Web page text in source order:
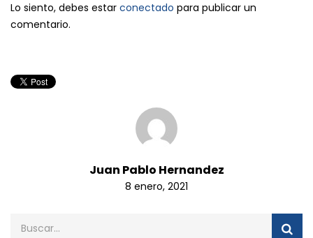
Lo siento, debes estar conectado para publicar un
comentario.
Juan Pablo Hernandez
8 enero, 2021